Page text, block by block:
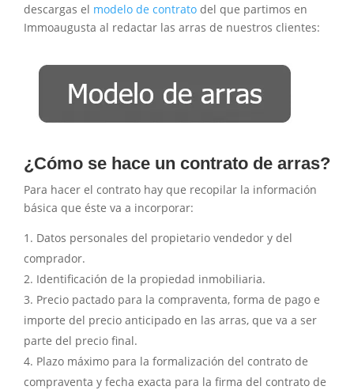
descargas el modelo de contrato del que partimos en
Immoaugusta al redactar las arras de nuestros clientes:
¿Cómo se hace un contrato de arras?
Para hacer el contrato hay que recopilar la información
básica que éste va a incorporar:
Datos personales del propietario vendedor y del
comprador.
Identificación de la propiedad inmobiliaria.
Precio pactado para la compraventa, forma de pago e
importe del precio anticipado en las arras, que va a ser
parte del precio final.
Plazo máximo para la formalización del contrato de
compraventa y fecha exacta para la firma del contrato de